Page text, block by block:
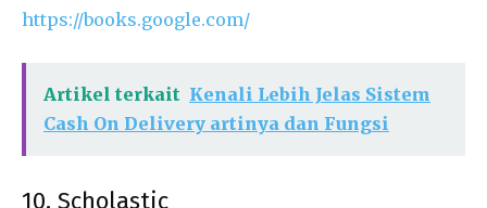
https://books.google.com/
Artikel terkait Kenali Lebih Jelas Sistem
Cash On Delivery artinya dan Fungsi
10. Scholastic